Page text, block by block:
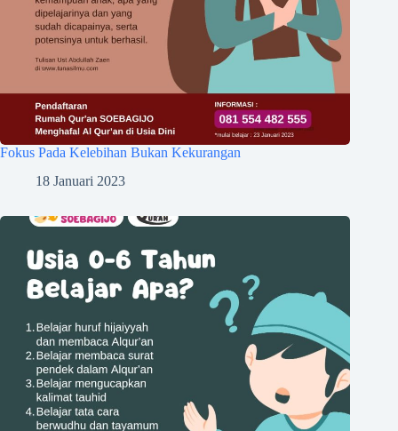
Fokus Pada Kelebihan Bukan Kekurangan
18 Januari 2023